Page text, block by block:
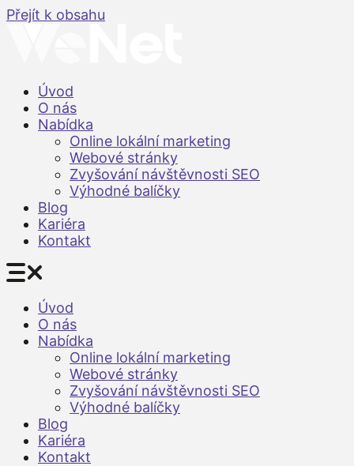
Přejít k obsahu
Úvod
O nás
Nabídka
Online lokální marketing
Webové stránky
Zvyšování návštěvnosti SEO
Výhodné balíčky
Blog
Kariéra
Kontakt
Úvod
O nás
Nabídka
Online lokální marketing
Webové stránky
Zvyšování návštěvnosti SEO
Výhodné balíčky
Blog
Kariéra
Kontakt